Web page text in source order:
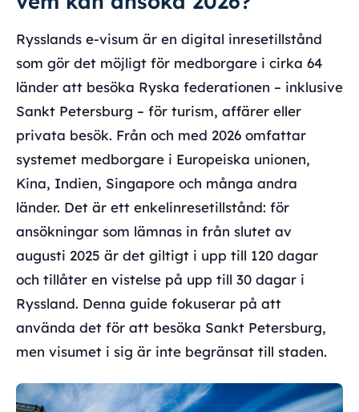
Rysslands e-visum är en digital inresetillstånd
som gör det möjligt för medborgare i cirka 64
länder att besöka Ryska federationen – inklusive
Sankt Petersburg – för turism, affärer eller
privata besök. Från och med 2026 omfattar
systemet medborgare i Europeiska unionen,
Kina, Indien, Singapore och många andra
länder. Det är ett enkelinresetillstånd: för
ansökningar som lämnas in från slutet av
augusti 2025 är det giltigt i upp till 120 dagar
och tillåter en vistelse på upp till 30 dagar i
Ryssland. Denna guide fokuserar på att
använda det för att besöka Sankt Petersburg,
men visumet i sig är inte begränsat till staden.